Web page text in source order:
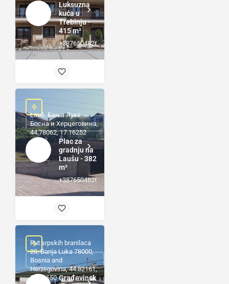
Luksuzna
kuća u
Trebinju -
415 m²
+38765048264
Plac za
gradnju na
Laušu - 382
m²
+38765048264
Lauš, Бања Лука,
Босна и Херцеговина,
44.78062, 17.16252
Građevinski
Put srpskih branilaca
20, Banja Luka 78000,
Bosnia and
Herzegovina, 44.82161,
17.21650